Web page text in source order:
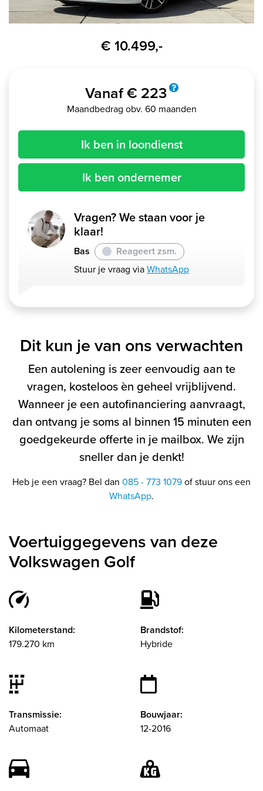
€ 10.499,-
Vanaf € 223
Maandbedrag obv. 60 maanden
Ik ben in loondienst
Ik ben ondernemer
Vragen? We staan voor je
klaar!
Bas
Reageert zsm.
Stuur je vraag viaWhatsApp
Dit kun je van ons verwachten
Een autolening is zeer eenvoudig aan te
vragen, kosteloos èn geheel vrijblijvend.
Wanneer je een autofinanciering aanvraagt,
dan ontvang je soms al binnen 15 minuten een
goedgekeurde offerte in je mailbox. We zijn
sneller dan je denkt!
Heb je een vraag? Bel dan 085 - 773 1079of stuur ons een
WhatsApp.
Voertuiggegevens van deze
Volkswagen Golf
Kilometerstand:
179.270 km
Brandstof:
Hybride
Transmissie:
Automaat
Bouwjaar:
12-2016